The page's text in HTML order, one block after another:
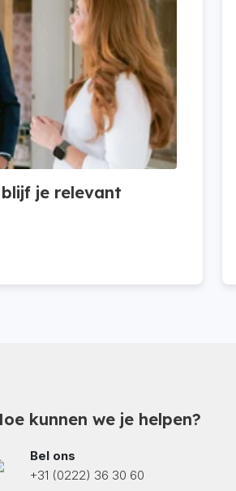
blijf je relevant
kunnen we je helpen?
Bel ons
+31 (0222) 36 30 60